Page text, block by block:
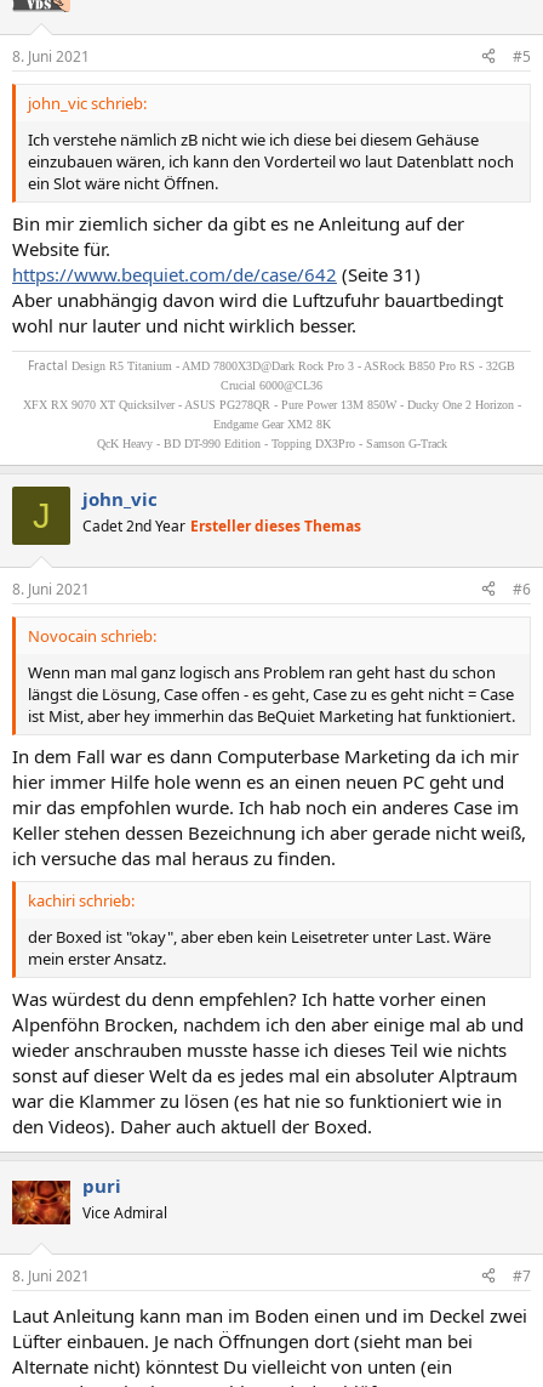
8. Juni 2021 #5
john_vic schrieb:
Ich verstehe nämlich zB nicht wie ich diese bei diesem Gehäuse
einzubauen wären, ich kann den Vorderteil wo laut Datenblatt noch
ein Slot wäre nicht Öffnen.
Bin mir ziemlich sicher da gibt es ne Anleitung auf der
Website für.
https://www.bequiet.com/de/case/642 (Seite 31)
Aber unabhängig davon wird die Luftzufuhr bauartbedingt
wohl nur lauter und nicht wirklich besser.
Fractal Design R5 Titanium - AMD 7800X3D@Dark Rock Pro 3 - ASRock B850 Pro RS - 32GB
Crucial 6000@CL36
XFX RX 9070 XT Quicksilver - ASUS PG278QR - Pure Power 13M 850W - Ducky One 2 Horizon -
Endgame Gear XM2 8K
QcK Heavy - BD DT-990 Edition - Topping DX3Pro - Samson G-Track
J john_vic
Cadet 2nd Year Ersteller dieses Themas
8. Juni 2021 #6
Novocain schrieb:
Wenn man mal ganz logisch ans Problem ran geht hast du schon
längst die Lösung, Case offen - es geht, Case zu es geht nicht = Case
ist Mist, aber hey immerhin das BeQuiet Marketing hat funktioniert.
In dem Fall war es dann Computerbase Marketing da ich mir
hier immer Hilfe hole wenn es an einen neuen PC geht und
mir das empfohlen wurde. Ich hab noch ein anderes Case im
Keller stehen dessen Bezeichnung ich aber gerade nicht weiß,
ich versuche das mal heraus zu finden.
kachiri schrieb:
der Boxed ist "okay", aber eben kein Leisetreter unter Last. Wäre
mein erster Ansatz.
Was würdest du denn empfehlen? Ich hatte vorher einen
Alpenföhn Brocken, nachdem ich den aber einige mal ab und
wieder anschrauben musste hasse ich dieses Teil wie nichts
sonst auf dieser Welt da es jedes mal ein absoluter Alptraum
war die Klammer zu lösen (es hat nie so funktioniert wie in
den Videos). Daher auch aktuell der Boxed.
puri
Vice Admiral
8. Juni 2021 #7
Laut Anleitung kann man im Boden einen und im Deckel zwei
Lüfter einbauen. Je nach Öffnungen dort (sieht man bei
Alternate nicht) könntest Du vielleicht von unten (ein